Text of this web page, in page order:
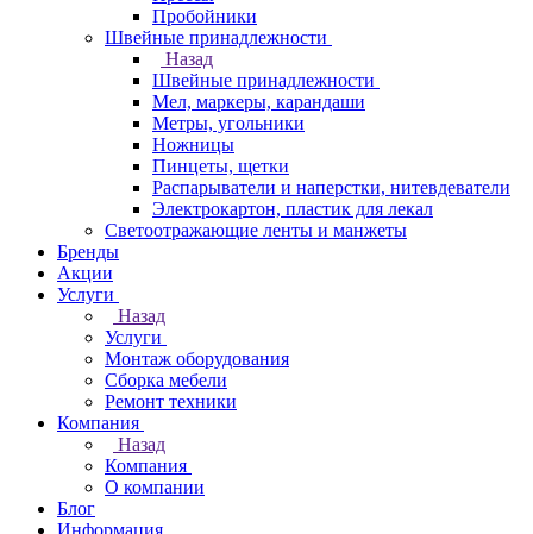
Пробойники
Швейные принадлежности
Назад
Швейные принадлежности
Мел, маркеры, карандаши
Метры, угольники
Ножницы
Пинцеты, щетки
Распарыватели и наперстки, нитевдеватели
Электрокартон, пластик для лекал
Светоотражающие ленты и манжеты
Бренды
Акции
Услуги
Назад
Услуги
Монтаж оборудования
Сборка мебели
Ремонт техники
Компания
Назад
Компания
О компании
Блог
Информация